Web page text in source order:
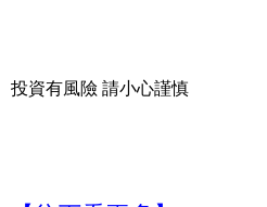
投資有風險 請小心謹慎